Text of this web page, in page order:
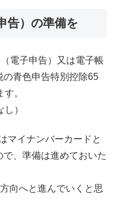
告）の準備を
電子申告）又は電子帳
青色申告特別控除65
。
）
マイナンバーカードと
、準備は進めておいた
向へと進んでいくと思